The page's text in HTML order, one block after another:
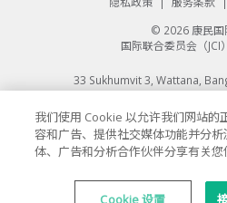
© 2026 康民国
国际联合委员会（JCI
33 Sukhumvit 3, Wattana,
All rights
我们使用 Cookie 以允许我们网站的
容和广告、提供社交媒体功能并分
体、广告和分析合作伙伴分享有关您
Cookie 设置